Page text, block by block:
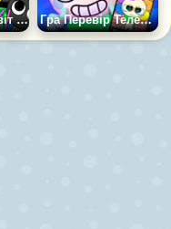
Гра Спрунки Світ Денді Гра Перевір Телефон Світ Денді